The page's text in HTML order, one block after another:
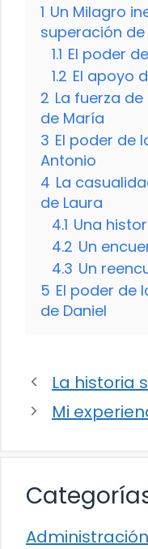
1 Un Milagro
superación de
1.1 El poder
1.2 El apoyo
2 La fuerza
de María
3 El poder de
Antonio
4 La
de Laura
4.1 Una
4.2 Un
4.3 Un
5 El poder de
de Daniel
La historia
Mi
Administración